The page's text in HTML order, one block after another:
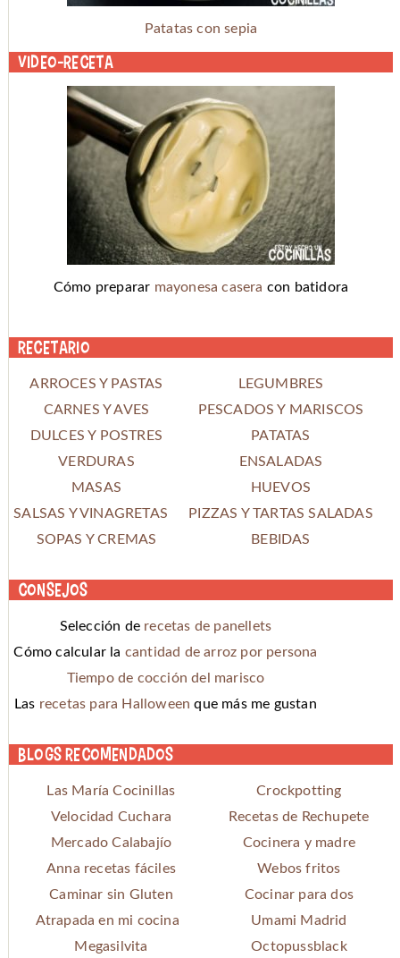
Patatas con sepia
Video-receta
Cómo preparar mayonesa casera con batidora
Recetario
ARROCES Y PASTAS
LEGUMBRES
CARNES Y AVES
PESCADOS Y MARISCOS
DULCES Y POSTRES
PATATAS
VERDURAS
ENSALADAS
MASAS
HUEVOS
SALSAS Y VINAGRETAS
PIZZAS Y TARTAS SALADAS
SOPAS Y CREMAS
BEBIDAS
Consejos
Selección de recetas de panellets
Cómo calcular la cantidad de arroz por persona
Tiempo de cocción del marisco
Las recetas para Halloween que más me gustan
Blogs recomendados
Las María Cocinillas
Crockpotting
Velocidad Cuchara
Recetas de Rechupete
Mercado Calabajío
Cocinera y madre
Anna recetas fáciles
Webos fritos
Caminar sin Gluten
Cocinar para dos
Atrapada en mi cocina
Umami Madrid
Megasilvita
Octopussblack